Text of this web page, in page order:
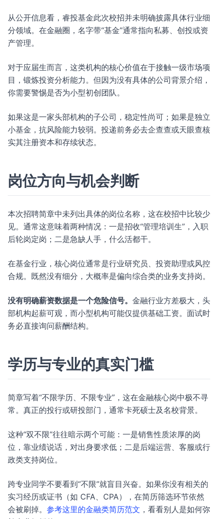
从公开信息看，睿投基金此次校招并未明确披露具体行业细
分领域。在金融圈，名字带“基金”通常指向私募、创投或资
产管理。
对于应届生而言，这类机构的核心价值在于接触一级市场项
目，锻炼投资分析能力。但因为没有具体的公司背景介绍，
你需要警惕是否为小型初创团队。
如果这是一家头部机构的子公司，稳定性尚可；如果是独立
小基金，抗风险能力较弱。投递前务必去企查查或天眼查核
实其注册资本和存续状态。
岗位方向与机会判断
本次招聘简章中未列出具体的岗位名称，这在校招中比较少
见。通常这意味着两种情况：一是招收“管理培训生”，入职
后轮岗定岗；二是急缺人手，什么活都干。
在基金行业，核心岗位通常是行业研究员、投资助理或风控
合规。既然没有细分，大概率是偏向综合类的业务支持岗。
没有明确薪资数据是一个危险信号。 金融行业方差极大，头
部机构起薪可观，而小型机构可能仅提供基础工资。面试时
务必直接询问薪酬结构。
学历与专业的真实门槛
简章写着“不限学历、不限专业”，这在金融核心岗中极不寻
常。真正的投行或研投部门，通常卡死硕士及名校背景。
这种“双不限”往往暗示两个可能：一是销售性质浓厚的岗
位，靠业绩说话，对出身要求低；二是后端运营、客服或行
政类支持岗位。
跨专业同学不要看到“不限”就盲目兴奋。如果你没有相关的
实习经历或证书（如 CFA、CPA），在简历筛选环节依然
会被刷掉。 参考这里的金融类简历范文 ，看看别人是如何弥